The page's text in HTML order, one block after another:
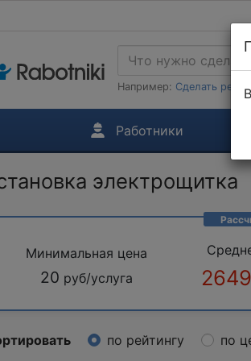
Например: Сделать
Работники
электрощитка
Минимальная цена
20 руб/услуга
по рейтингу по